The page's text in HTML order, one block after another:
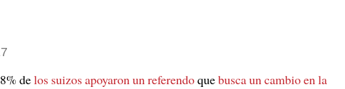
delos suizosapoyaron un referendoquebusca un cambio enla